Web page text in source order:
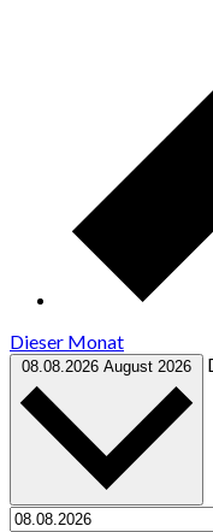
Dieser Monat
08.08.2026 August 2026